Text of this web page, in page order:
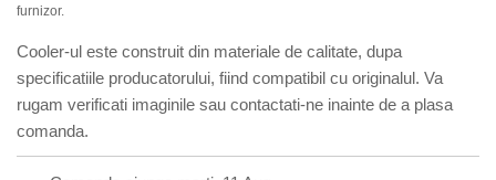
furnizor.
Cooler-ul este construit din materiale de calitate, dupa
specificatiile producatorului, fiind compatibil cu originalul. Va
rugam verificati imaginile sau contactati-ne inainte de a plasa
comanda.